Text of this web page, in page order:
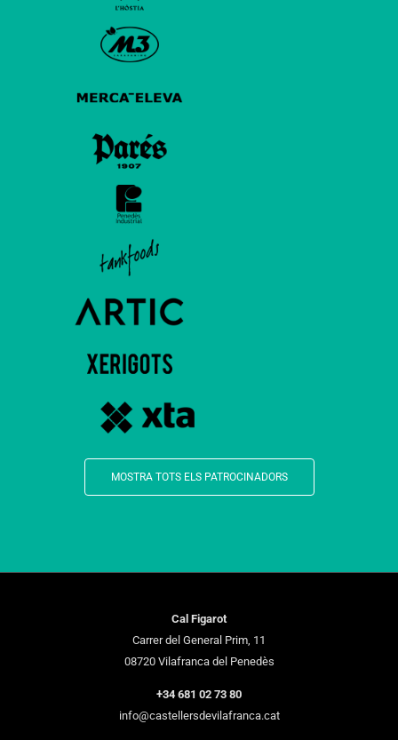
MOSTRA TOTS ELS PATROCINADORS
Cal Figarot
Carrer del General Prim, 11
08720 Vilafranca del Penedès
+34 681 02 73 80
info@castellersdevilafranca.cat